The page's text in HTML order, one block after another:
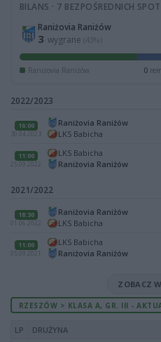
BILANS · 7 BEZPOŚREDNICH
Raniżovia Raniżów
3 wygrane (43%)
Raniżovia Raniżów 0
2022/2023
16:00
30.04.2023
Raniżovia Raniżów
LKS Babicha
11:00
25.09.2022
LKS Babicha
Raniżovia Raniżów
2021/2022
18:30
01.06.2022
Raniżovia Raniżów
LKS Babicha
11:00
05.09.2021
LKS Babicha
Raniżovia Raniżów
ZOBACZ
RZESZÓW > KLASA A, GR. III -
LP DRUŻYNA